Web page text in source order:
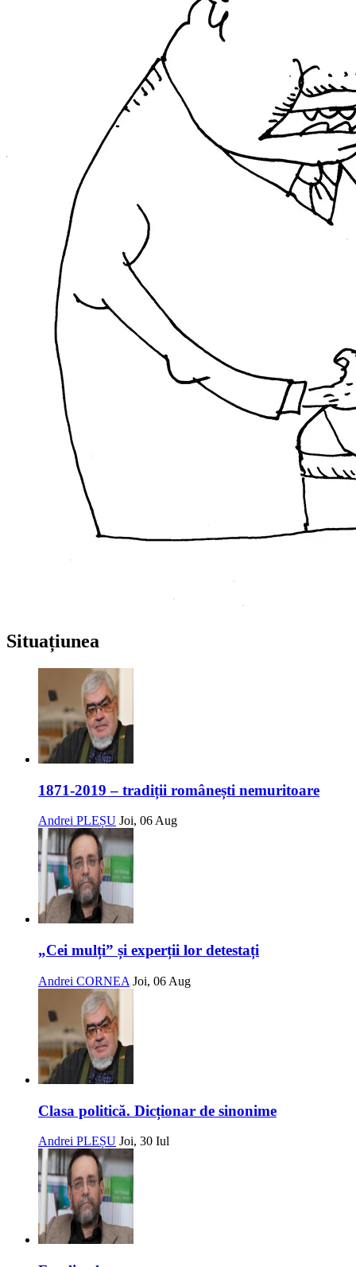
Situațiunea
1871-2019 – tradiții românești nemuritoare
Andrei PLEȘU Joi, 06 Aug
„Cei mulți” și experții lor detestați
Andrei CORNEA Joi, 06 Aug
Clasa politică. Dicționar de sinonime
Andrei PLEȘU Joi, 30 Iul